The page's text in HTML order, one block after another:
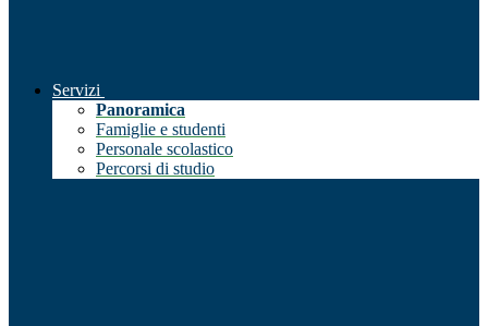
Servizi
Panoramica
Famiglie e studenti
Personale scolastico
Percorsi di studio